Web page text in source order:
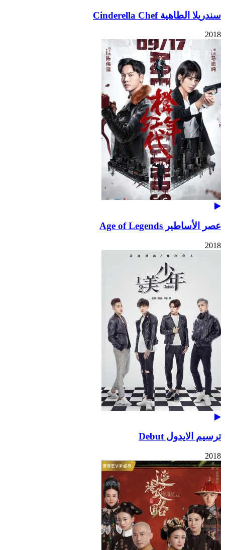
سندريلا الطاهية Cinderella Chef
2018
عصر الأساطير Age of Legends
2018
ترسيم الايدول Debut
2018